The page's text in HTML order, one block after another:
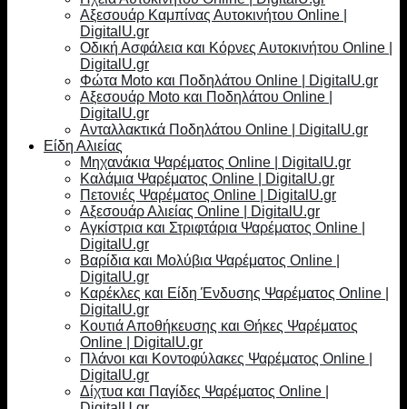
Αξεσουάρ Καμπίνας Αυτοκινήτου Online |
DigitalU.gr
Οδική Ασφάλεια και Κόρνες Αυτοκινήτου Online |
DigitalU.gr
Φώτα Moto και Ποδηλάτου Online | DigitalU.gr
Αξεσουάρ Moto και Ποδηλάτου Online |
DigitalU.gr
Ανταλλακτικά Ποδηλάτου Online | DigitalU.gr
Είδη Αλιείας
Μηχανάκια Ψαρέματος Online | DigitalU.gr
Καλάμια Ψαρέματος Online | DigitalU.gr
Πετονιές Ψαρέματος Online | DigitalU.gr
Αξεσουάρ Αλιείας Online | DigitalU.gr
Αγκίστρια και Στριφτάρια Ψαρέματος Online |
DigitalU.gr
Βαρίδια και Μολύβια Ψαρέματος Online |
DigitalU.gr
Καρέκλες και Είδη Ένδυσης Ψαρέματος Online |
DigitalU.gr
Κουτιά Αποθήκευσης και Θήκες Ψαρέματος
Online | DigitalU.gr
Πλάνοι και Κοντοφύλακες Ψαρέματος Online |
DigitalU.gr
Δίχτυα και Παγίδες Ψαρέματος Online |